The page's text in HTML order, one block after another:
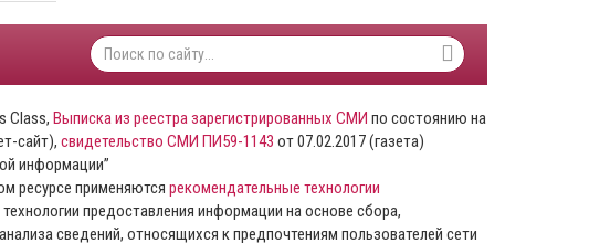
Class, Выписка из реестра зарегистрированных СМИ по состоянию на
сайт), свидетельство СМИ ПИ59-1143 от 07.02.2017 (газета)
информации”
ресурсе применяются рекомендательные технологии
предоставления информации на основе сбора,
сведений, относящихся к предпочтениям пользователей сети